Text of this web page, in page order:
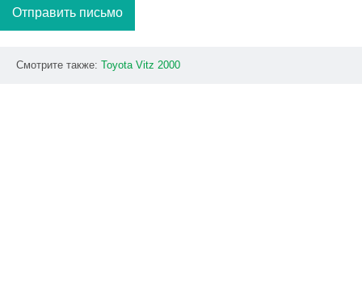
Отправить письмо
Смотрите также: Toyota Vitz 2000